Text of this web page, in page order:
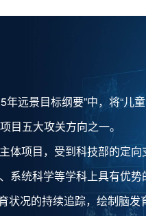
远景目标纲要”中，将“儿
目五大攻关方向之一。
体项目，受到科技部的定
系统科学等学科上具有优
状况的持续追踪，绘制脑发